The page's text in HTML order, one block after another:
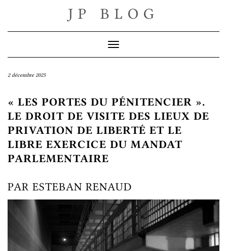
JP BLOG
Toggle Navigation
2 décembre 2025
« LES PORTES DU PÉNITENCIER ».
LE DROIT DE VISITE DES LIEUX DE
PRIVATION DE LIBERTÉ ET LE
LIBRE EXERCICE DU MANDAT
PARLEMENTAIRE
PAR ESTEBAN RENAUD